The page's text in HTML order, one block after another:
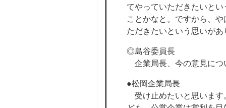
てやっていただきたいと
ことかなと。ですから、
ただきたいという思いが
◎島谷委員長
企業局長、今の意見につ
●松岡企業局長
受け止めたいと思います